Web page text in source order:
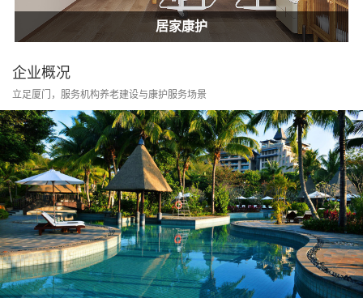
居家康护
家庭护士
居家康护
企业概况
立足厦门，服务机构养老建设与康护服务场景